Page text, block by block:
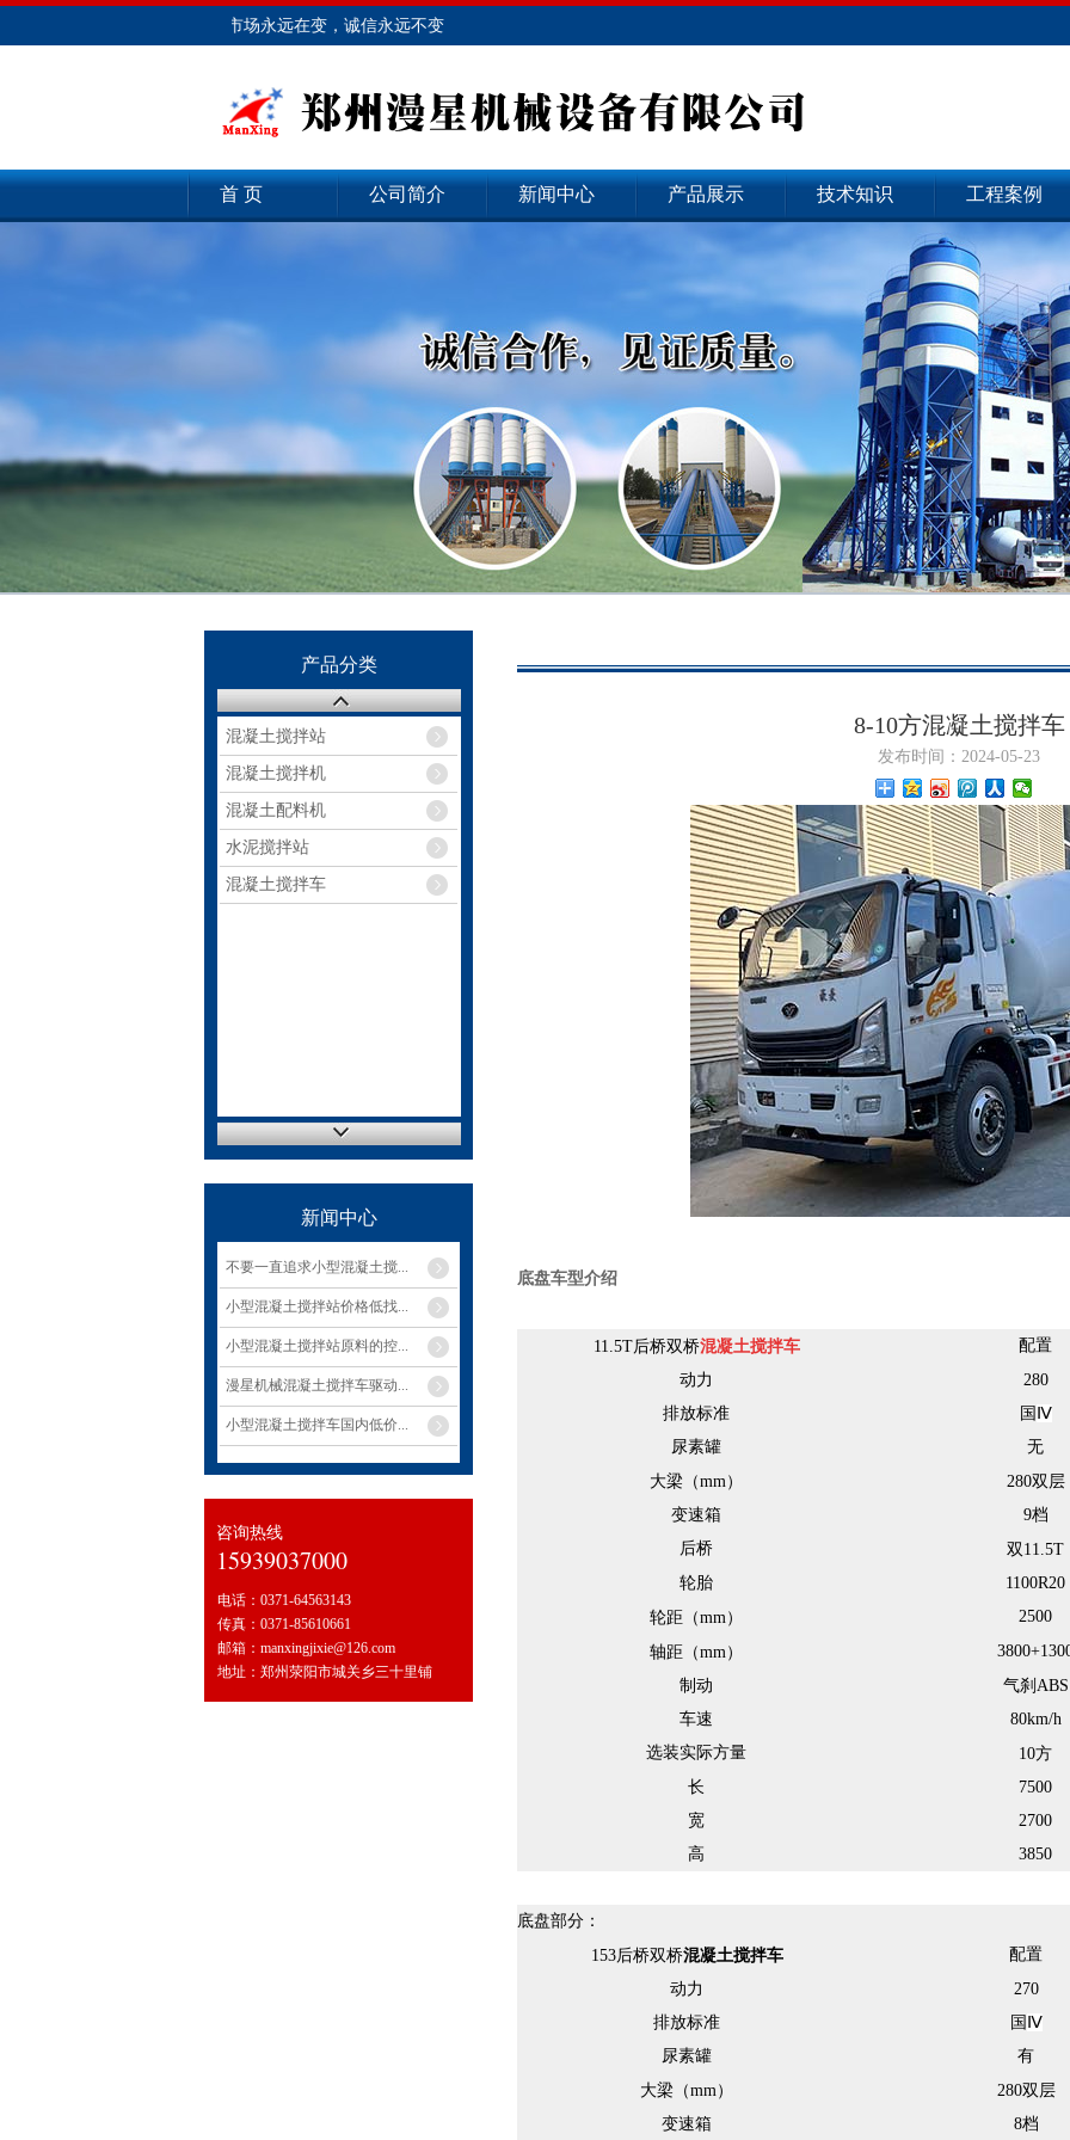
新公告：诚信为本，市场永远在变，诚信永远不变
首 页 公司简介 新闻中心 产品展示 技术知识 工程案例
产品分类
混凝土搅拌站
混凝土搅拌机
混凝土配料机
水泥搅拌站
混凝土搅拌车
新闻中心
不要一直追求小型混凝土搅...
小型混凝土搅拌站价格低找...
小型混凝土搅拌站原料的控...
漫星机械混凝土搅拌车驱动...
小型混凝土搅拌车国内低价...
咨询热线
15939037000
电话：0371-64563143
传真：0371-85610661
邮箱：manxingjixie@126.com
地址：郑州荥阳市城关乡三十里铺
8-10方混凝土搅拌车
发布时间：2024-05-23
底盘车型介绍
11.5T后桥双桥混凝土搅拌车
配置
动力
280
排放标准
国 Ⅳ
尿素罐
无
大梁（mm） 280双层
变速箱
9档
后桥
双11.5T
轮胎
1100R20
轮距（mm）
2500
轴距（mm）
制动
气刹 ABS
车速
80km/h
选装实际方量
10方
长
7500
宽
2700
高
3850
底盘部分：
153后桥双桥混凝土搅拌车
配置
动力
270
排放标准
国 Ⅳ
尿素罐
有
大梁（mm） 280双层
变速箱
8档